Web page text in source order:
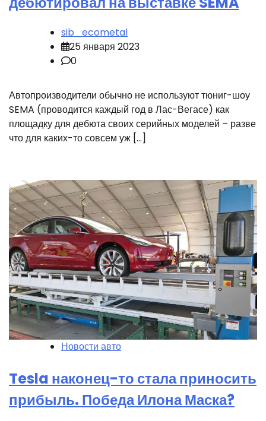
sib_ecometal
25 января 2023
0
Автопроизводители обычно не используют тюниг-шоу
SEMA (проводится каждый год в Лас-Вегасе) как
площадку для дебюта своих серийных моделей – разве
что для каких-то совсем уж […]
Новости авто
Tesla наконец-то стала приносить
прибыль. Победа Илона Маска?